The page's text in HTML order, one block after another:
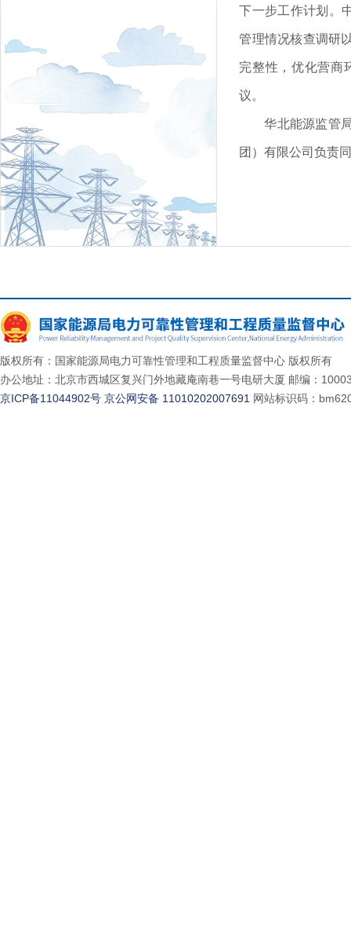
下一步工作计划。
管理情况核查调研
完整性，优化营商
议。
华北能源监管
团）有限公司负责
版权所有：国家能源局电力可靠性管理和工程质量监督中心 版权所有
办公地址：北京市西城区复兴门外地藏庵南巷一号电研大厦 邮编：
京ICP备11044902号 京公网安备 11010202007691 网站标识码：